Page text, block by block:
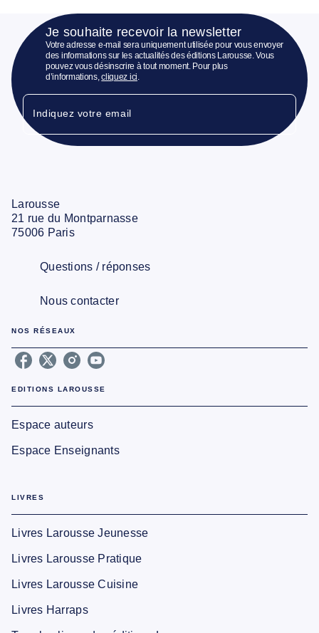
Je souhaite recevoir la newsletter
Votre adresse e-mail sera uniquement utilisée pour vous envoyer
des informations sur les actualités des éditions Larousse. Vous
pouvez vous désinscrire à tout moment. Pour plus
d’informations,cliquez ici
Indiquez votre email
Larousse
21 rue du Montparnasse
75006 Paris
Questions / réponses
Nous contacter
NOS RÉSEAUX
EDITIONS LAROUSSE
Espace auteurs
Espace Enseignants
LIVRES
Livres Larousse Jeunesse
Livres Larousse Pratique
Livres Larousse Cuisine
Livres Harraps